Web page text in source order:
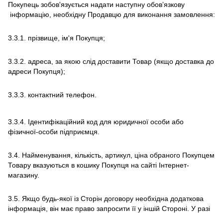
Покупець зобов'язується надати наступну обов’язкову
інформацію, необхідну Продавцю для виконання замовлення:
3.3.1. прізвище, ім'я Покупця;
3.3.2. адреса, за якою слід доставити Товар (якщо доставка до
адреси Покупця);
3.3.3. контактний телефон.
3.3.4. Ідентифікаційний код для юридичної особи або
фізичної-особи підприємця.
3.4. Найменування, кількість, артикул, ціна обраного Покупцем
Товару вказуються в кошику Покупця на сайті Інтернет-
магазину.
3.5. Якщо будь-якої із Сторін договору необхідна додаткова
інформація, він має право запросити її у іншій Стороні. У разі